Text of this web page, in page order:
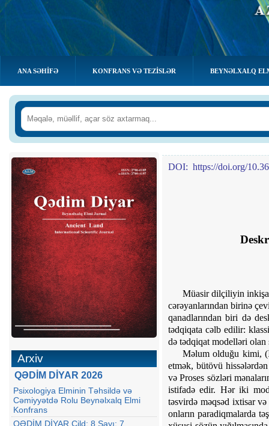
ANA SƏHIFƏ KONFRANS VƏ TEZİSLƏR BEYNƏLXALQ
Arxiv
QƏDİM DİYAR 2026
Psixologiya Elminin Təhsildə və
Cəmiyyətdə Rolu Beynəlxalq Elmi
Konfrans
QƏDİM DİYAR Cild: 8 Sayı: 7
DOI: https://doi.org/
Müasir dilçiliyin
cərəyanlarından birinə
qanadlarından biri də
tədqiqata cəlb edilir:
də tədqiqat modelləri olan
Məlum olduğu kimi,
etmək, bütövü
və Proses sözləri
istifadə edir. Hər iki
təsvirdə məqsəd ixtisar
onların paradiqmalarda